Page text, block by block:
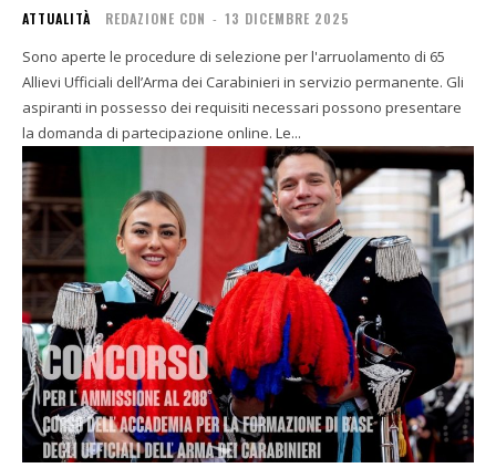
ATTUALITÀ REDAZIONE CDN - 13 DICEMBRE 2025
Sono aperte le procedure di selezione per l'arruolamento di 65
Allievi Ufficiali dell’Arma dei Carabinieri in servizio permanente. Gli
aspiranti in possesso dei requisiti necessari possono presentare
la domanda di partecipazione online. Le...